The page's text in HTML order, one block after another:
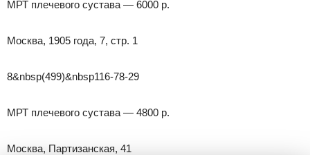
МРТ плечевого сустава — 6000 р.
Москва, 1905 года, 7, стр. 1
8&nbsp(499)&nbsp116-78-29
МРТ плечевого сустава — 4800 р.
Москва, Партизанская, 41